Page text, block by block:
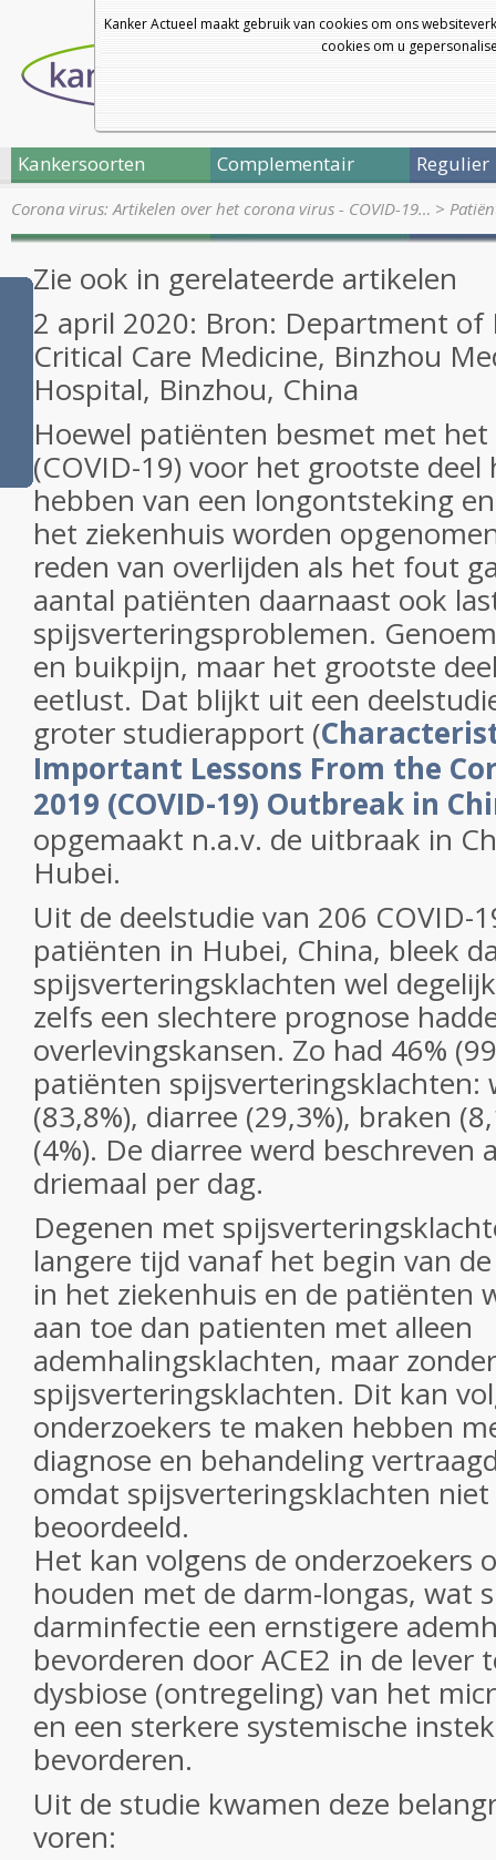
Kanker Actueel maakt gebruik van cookies om ons
cookies om u
Kankersoorten Complementair Regulier
Corona virus: Artikelen over het corona virus - COVID-19… >
Zie ook in gerelateerde artikelen
2 april 2020: Bron: Department of
Critical Care Medicine, Binzhou
Hospital, Binzhou, China
Hoewel patiënten besmet met
(COVID-19) voor het grootste
hebben van een longontsteking
het ziekenhuis worden
reden van overlijden als het fout
aantal patiënten daarnaast ook
spijsverteringsproblemen.
en buikpijn, maar het grootste
eetlust. Dat blijkt uit een
groter studierapport (
Important Lessons From the
2019 (COVID-19) Outbreak in
opgemaakt n.a.v. de uitbraak in
Hubei.
Uit de deelstudie van 206 COVID-
patiënten in Hubei, China, bleek
spijsverteringsklachten wel
zelfs een slechtere prognose
overlevingskansen. Zo had 46%
patiënten spijsverteringsklachten:
(83,8%), diarree (29,3%), braken
(4%). De diarree werd beschreven
driemaal per dag.
Degenen met
langere tijd vanaf het begin van
in het ziekenhuis en de patiënten
aan toe dan patienten met alleen
ademhalingsklachten, maar zonder
spijsverteringsklachten. Dit kan
onderzoekers te maken hebben
diagnose en behandeling
omdat spijsverteringsklachten
beoordeeld.
Het kan volgens de onderzoekers
houden met de darm-longas, wat
darminfectie een ernstigere
bevorderen door ACE2 in de lever
dysbiose (ontregeling) van het
en een sterkere systemische
bevorderen.
Uit de studie kwamen deze
voren: